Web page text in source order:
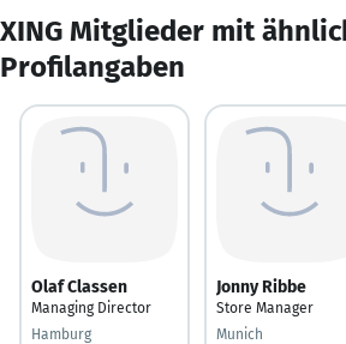
XING Mitglieder mit
Profilangaben
Olaf Classen
Managing Director
Hamburg
Jonny Ribbe
Store Manager
Munich